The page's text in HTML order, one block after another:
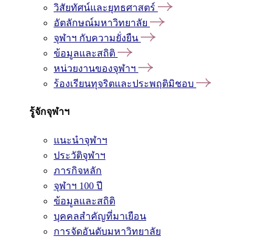
วิสัยทัศน์และยุทธศาสตร์
อัตลักษณ์มหาวิทยาลัย
จุฬาฯ กับความยั่งยืน
ข้อมูลและสถิติ
หน่วยงานของจุฬาฯ
ร้องเรียนทุจริตและประพฤติมิชอบ
รู้จักจุฬาฯ
แนะนำจุฬาฯ
ประวัติจุฬาฯ
ภารกิจหลัก
จุฬาฯ 100 ปี
ข้อมูลและสถิติ
บุคคลสำคัญที่มาเยือน
การจัดอันดับมหาวิทยาลัย